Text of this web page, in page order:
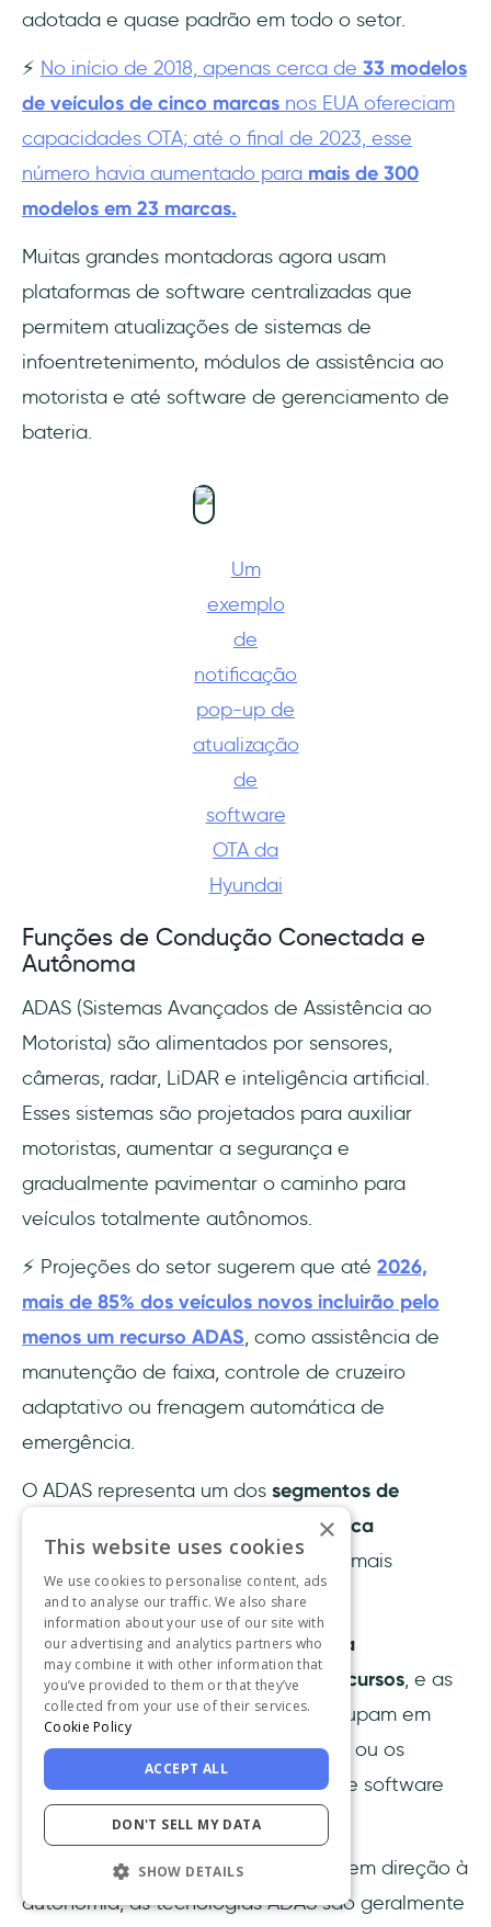
adotada e quase padrão em todo o setor.
⚡ No início de 2018, apenas cerca de 33 modelos
de veículos de cinco marcas nos EUA ofereciam
capacidades OTA; até o final de 2023, esse
número havia aumentado para mais de 300
modelos em 23 marcas.
Muitas grandes montadoras agora usam
plataformas de software centralizadas que
permitem atualizações de sistemas de
infoentretenimento, módulos de assistência ao
motorista e até software de gerenciamento de
bateria.
Um
exemplo
de
notificação
pop-up de
atualização
de
software
OTA da
Hyundai
Funções de Condução Conectada e
Autônoma
ADAS (Sistemas Avançados de Assistência ao
Motorista) são alimentados por sensores,
câmeras, radar, LiDAR e inteligência artificial.
Esses sistemas são projetados para auxiliar
motoristas, aumentar a segurança e
gradualmente pavimentar o caminho para
veículos totalmente autônomos.
⚡ Projeções do setor sugerem que até 2026,
mais de 85% dos veículos novos incluirão pelo
menos um recurso ADAS, como assistência de
manutenção de faixa, controle de cruzeiro
adaptativo ou frenagem automática de
emergência.
O ADAS representa um dos segmentos de
crescimento mais rápido em eletrônica
automotiva, mas também é um dos mais
complexos.
Não háconvenção de nomenclatura
universalmente aceita para esses recursos, e as
montadoras frequentemente os agrupam em
pacotes de tecnologia proprietários ou os
habilitam através de atualizações de software
pagas.
Para entender melhor a progressão em direção à
autonomia, as tecnologias ADAS são geralmente
×
This website uses cookies
We use cookies to personalise content, ads
and to analyse our traffic. We also share
information about your use of our site with
our advertising and analytics partners who
may combine it with other information that
you’ve provided to them or that they’ve
collected from your use of their services.
Cookie Policy
ACCEPT ALL
DON'T SELL MY DATA
SHOW DETAILS